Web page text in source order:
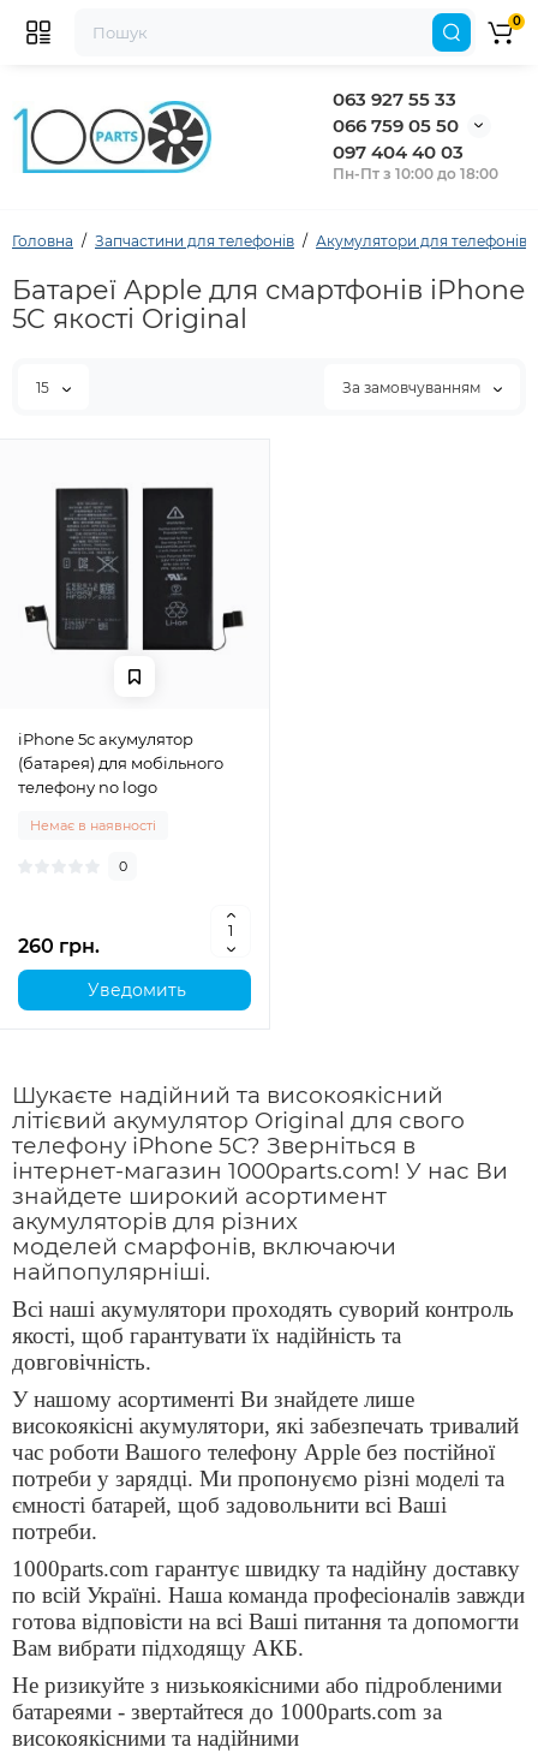
063 927 55 33
066 759 05 50
097 404 40 03
Пн-Пт з 10:00 до 18:00
0
Головна Запчастини для телефонів Акумулятори для телефонів
Батареї Apple для смартфонів iPhone
5C якості Original
15 За замовчуванням
iPhone 5c акумулятор
(батарея) для мобільного
телефону no logo
Немає в наявності
0
260 грн.
Уведомить
Шукаєте надійний та високоякісний
літієвий акумулятор Original для свого
телефону iPhone 5C? Зверніться в
інтернет-магазин 1000parts.com! У нас Ви
знайдете широкий асортимент
акумуляторів для різних
моделей смарфонів, включаючи
найпопулярніші.
Всі наші акумулятори проходять суворий контроль
якості, щоб гарантувати їх надійність та
довговічність.
У нашому асортименті Ви знайдете лише
високоякісні акумулятори, які забезпечать тривалий
час роботи Вашого телефону Apple без постійної
потреби у зарядці. Ми пропонуємо різні моделі та
ємності батарей, щоб задовольнити всі Ваші
потреби.
1000parts.com гарантує швидку та надійну доставку
по всій Україні. Наша команда професіоналів завжди
готова відповісти на всі Ваші питання та допомогти
Вам вибрати підходящу АКБ.
Не ризикуйте з низькоякісними або підробленими
батареями - звертайтеся до 1000parts.com за
високоякісними та надійними